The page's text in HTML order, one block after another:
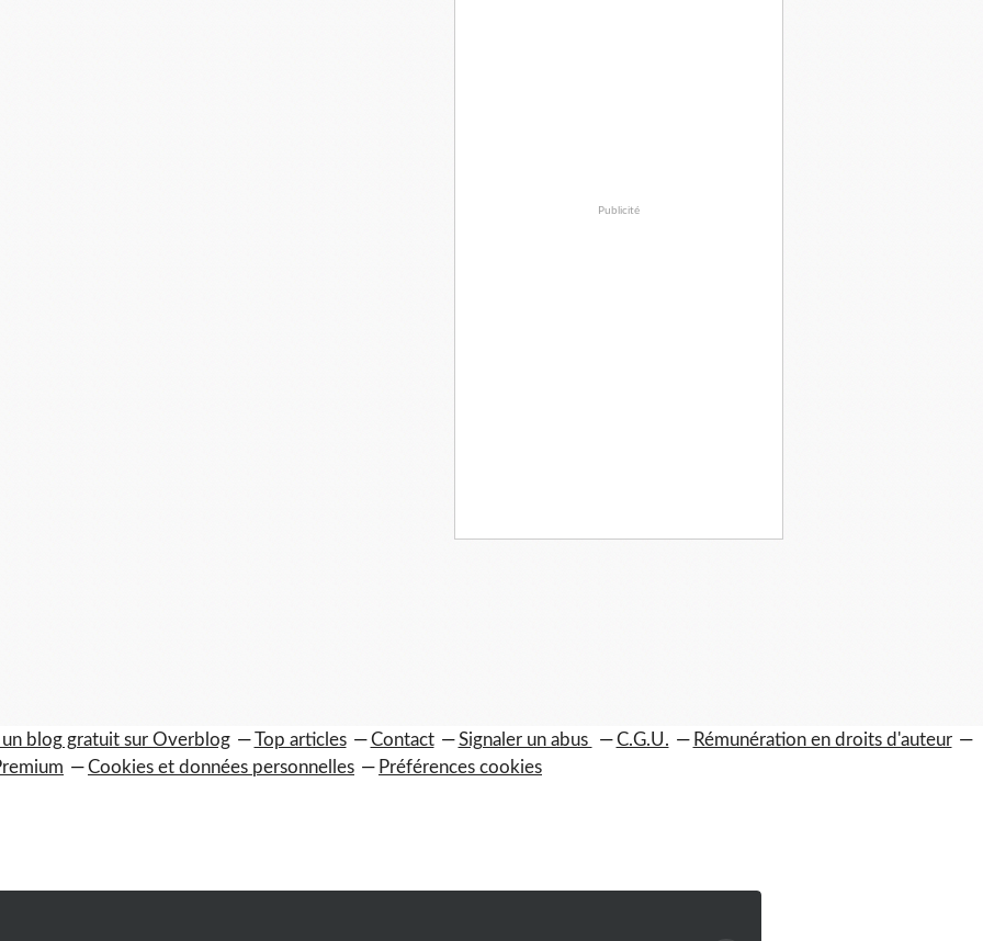
Publicité
blog gratuit sur Overblog Top articles Contact Signaler un abus C.G.U.
Rémunération en droits d'auteur
Cookies et données personnelles Préférences cookies